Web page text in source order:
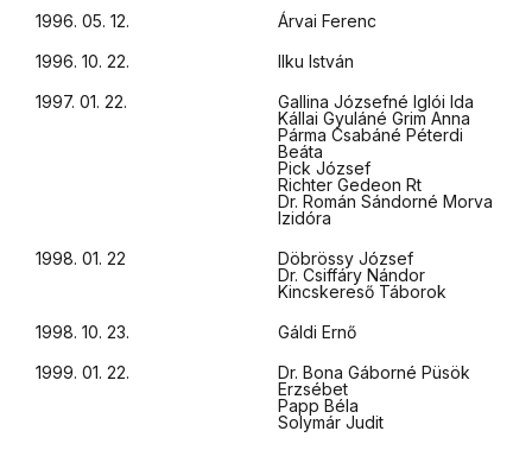
1996. 05. 12.
Árvai Ferenc
1996. 10. 22.
Ilku István
1997. 01. 22.
Gallina Józsefné Iglói Ida
Kállai Gyuláné Grim Anna
Párma Csabáné Péterdi
Beáta
Pick József
Richter Gedeon Rt
Dr. Román Sándorné Morva
Izidóra
1998. 01. 22
Döbrössy József
Dr. Csiffáry Nándor
Kincskereső Táborok
1998. 10. 23.
Gáldi Ernő
1999. 01. 22.
Dr. Bona Gáborné Püsök
Erzsébet
Papp Béla
Solymár Judit